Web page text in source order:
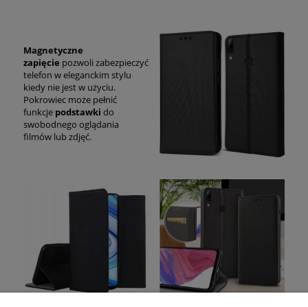
Magnetyczne
zapięcie pozwoli zabezpieczyć
telefon w eleganckim stylu
kiedy nie jest w użyciu.
Pokrowiec może pełnić
funkcje podstawki do
swobodnego oglądania
filmów lub zdjęć.